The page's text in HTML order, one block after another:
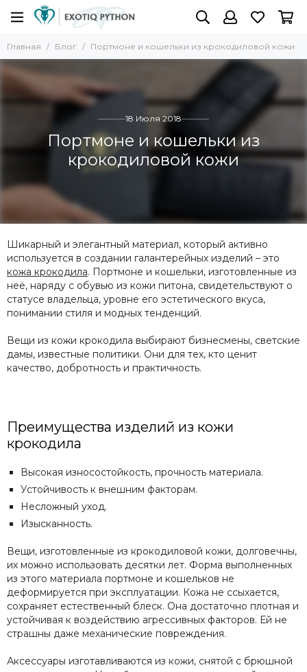
Главная Блог Портмоне и кошельки из крокодиловой кожи
18 Июля 2018
Портмоне и кошельки из
крокодиловой кожи
Шикарный и элегантный материал, который активно
используется в создании галантерейных изделий – это
кожа крокодила. Портмоне и кошельки, изготовленные из
неё, наряду с обувью из кожи питона, свидетельствуют о
статусе владельца, уровне его эстетического вкуса,
понимании стиля и модных тенденций.
Вещи из кожи крокодила выбирают бизнесмены, светские
дамы, известные политики. Они для тех, кто ценит
качество, добротность и практичность.
Преимущества изделий из кожи
крокодила
Высокая износостойкость, прочность материала.
Устойчивость к внешним факторам.
Несложный уход.
Изысканность.
Вещи, изготовленные из крокодиловой кожи, долговечны,
их можно использовать десятки лет. Форма выполненных
из этого материала портмоне и кошельков не
деформируется при эксплуатации. Кожа не ссыхается,
сохраняет естественный блеск. Она достаточно плотная и
устойчивая к воздействию агрессивных факторов. Ей не
страшны даже механические повреждения.
Аксессуары изготавливаются из кожи, снятой с брюшной